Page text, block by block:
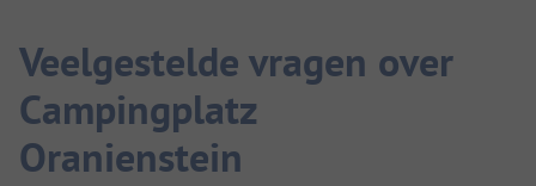
Veelgestelde vragen over
Campingplatz
Oranienstein